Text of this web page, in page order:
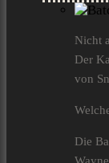
Nicht
Der
von
Die